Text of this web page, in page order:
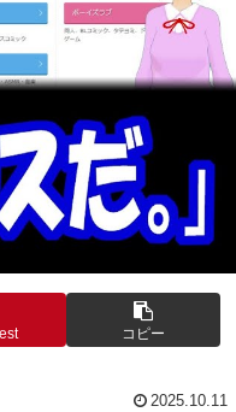
コピー
2025.10.11